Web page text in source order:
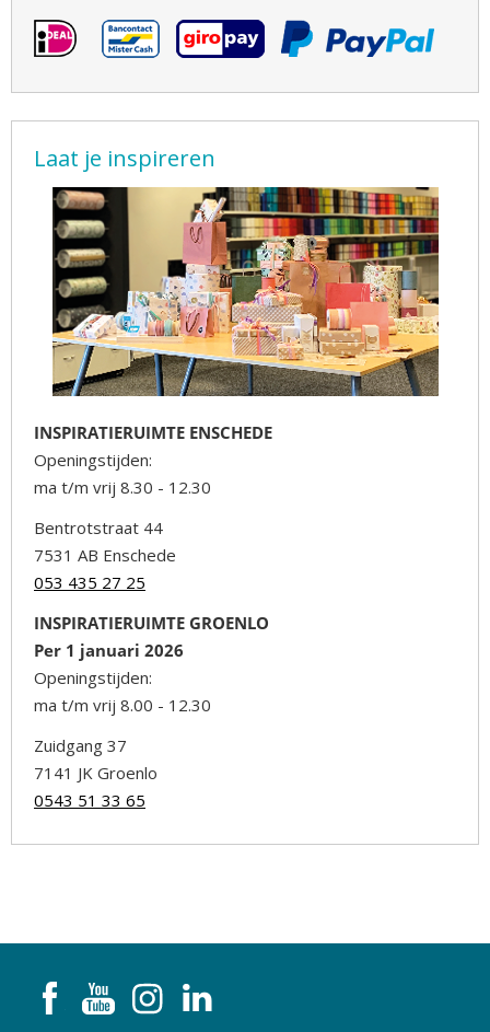
Laat je inspireren
INSPIRATIERUIMTE ENSCHEDE
Openingstijden:
ma t/m vrij 8.30 - 12.30
Bentrotstraat 44
7531 AB Enschede
053 435 27 25
INSPIRATIERUIMTE GROENLO
Per 1 januari 2026
Openingstijden:
ma t/m vrij 8.00 - 12.30
Zuidgang 37
7141 JK Groenlo
0543 51 33 65